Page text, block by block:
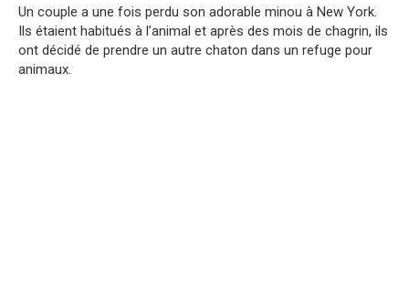
Un couple a une fois perdu son adorable minou à New York.
Ils étaient habitués à l’animal et après des mois de chagrin, ils
ont décidé de prendre un autre chaton dans un refuge pour
animaux.